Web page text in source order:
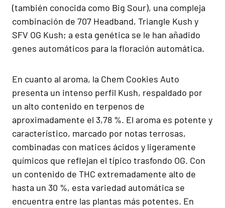
(también conocida como Big Sour), una compleja
combinación de 707 Headband, Triangle Kush y
SFV OG Kush; a esta genética se le han añadido
genes automáticos para la floración automática.
En cuanto al aroma, la Chem Cookies Auto
presenta un intenso perfil Kush, respaldado por
un alto contenido en terpenos de
aproximadamente el 3,78 %. El aroma es potente y
característico, marcado por notas terrosas,
combinadas con matices ácidos y ligeramente
químicos que reflejan el típico trasfondo OG. Con
un contenido de THC extremadamente alto de
hasta un 30 %, esta variedad automática se
encuentra entre las plantas más potentes. En